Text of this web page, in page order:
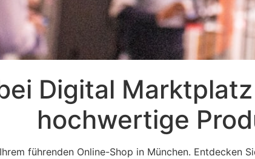
Digital
hochwertige
führenden Online-Shop in München. Entdecken